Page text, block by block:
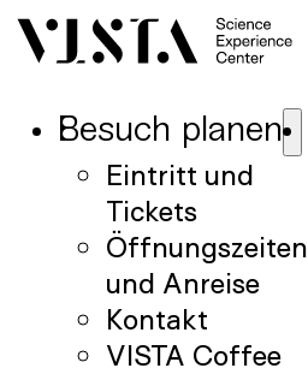
Besuch planen
Eintritt und
Tickets
Öffnungszeiten
und Anreise
Kontakt
VISTA Coffee